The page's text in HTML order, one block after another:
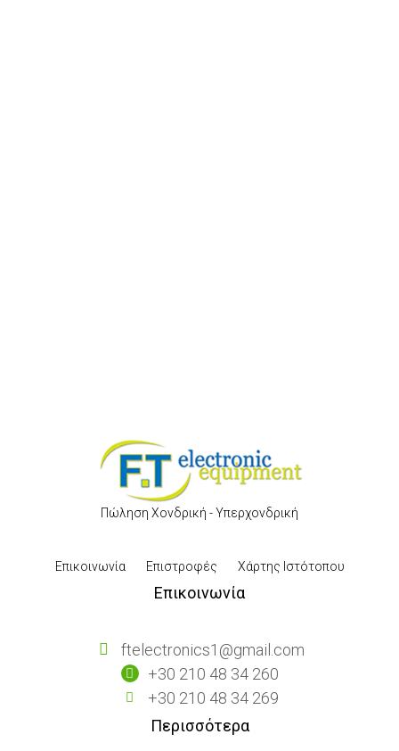
Πώληση Χονδρική - Υπερχονδρική
Επικοινωνία Επιστροφές Χάρτης Ιστότοπου
Επικοινωνία
ftelectronics1@gmail.com
+30 210 48 34 260
+30 210 48 34 269
Περισσότερα